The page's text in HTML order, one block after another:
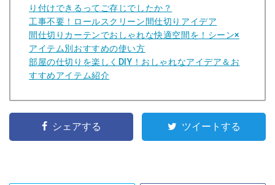
り付けできるってご存じでしたか？
工事不要！ロールスクリーン間仕切りアイデア
間仕切りカーテンでおしゃれな快適空間を！シーン×
アイテム別おすすめの使い方
部屋の仕切りを楽しくDIY！おしゃれなアイデア＆お
すすめアイテム紹介
シェアする ツイートする